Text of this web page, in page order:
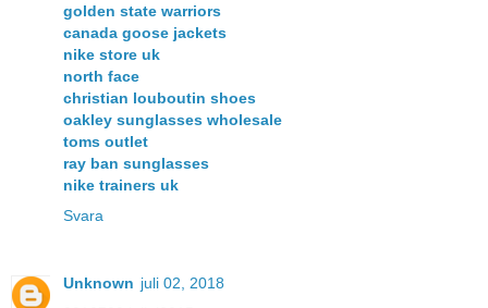
golden state warriors
canada goose jackets
nike store uk
north face
christian louboutin shoes
oakley sunglasses wholesale
toms outlet
ray ban sunglasses
nike trainers uk
Svara
Unknown juli 02, 2018